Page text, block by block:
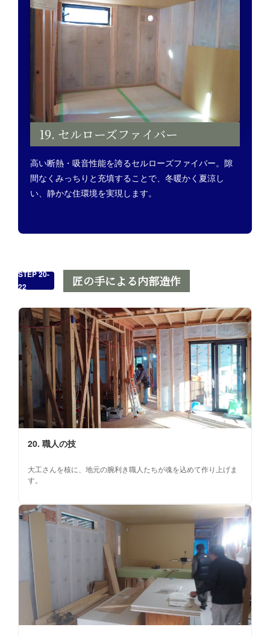
19. セルローズファイバー
高い断熱・吸音性能を誇るセルローズファイバー。隙
間なくみっちりと充填することで、冬暖かく夏涼し
い、静かな住環境を実現します。
STEP 20-
22
匠の手による内部造作
20. 職人の技
大工さんを核に、地元の腕利き職人たちが魂を込めて作り上げま
す。